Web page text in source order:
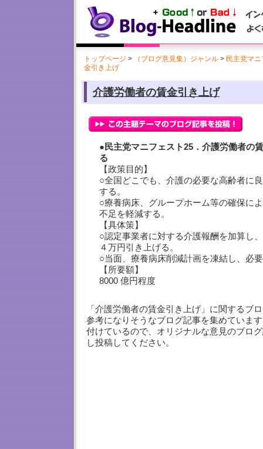
トップページ > （ブログ意見集）ジャンル > 民主党マ
金引き上げ
介護労働者の賃金引き上げ
●民主党マニフェスト25．介護労働者の
る
【政策目的】
○全国どこでも、介護の必要な高齢者に
する。
○療養病床、グループホーム等の確保に
不足を軽減する。
【具体策】
○認定事業者に対する介護報酬を加算し
４万円引き上げる。
○当面、療養病床削減計画を凍結し、必
【所要額】
8000 億円程度
「介護労働者の賃金引き上げ」に関するブ
参考になりそうなブログ記事を集めていま
付けているので、オリジナルな意見のブロ
し投稿してください。